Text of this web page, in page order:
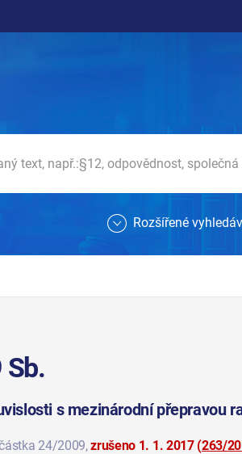
Rozšířené
s mezinárodní přepravou
24/2009,zrušeno 1. 1. 2017(263/